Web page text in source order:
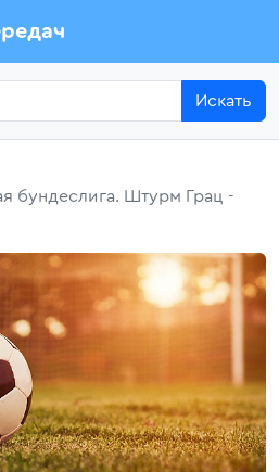
Искать
бундеслига. Штурм Грац -